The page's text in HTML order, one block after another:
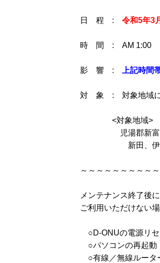
日 程 : 令和5年3
時 間 : AM 1:00
影 響 : 上記時間
対 象 : 対象地域にお
<対象地域>
児湯郡新富
新田、伊倉、
～～～～～～～～～
メンテナンス終了後
ご利用いただけない
○D-ONUの電源リセ
○パソコンの再起動
○有線／無線ルータ